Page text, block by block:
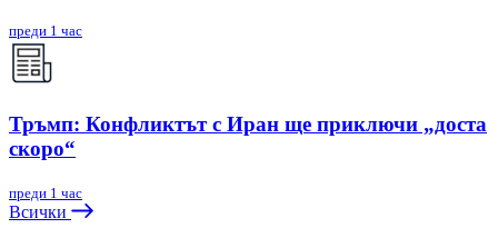
преди 1 час
Тръмп: Конфликтът с Иран ще приключи „доста
скоро“
преди 1 час
Всички